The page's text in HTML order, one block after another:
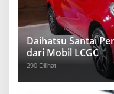
Daihatsu Santai
dari Mobil LCGC
290 Dilihat